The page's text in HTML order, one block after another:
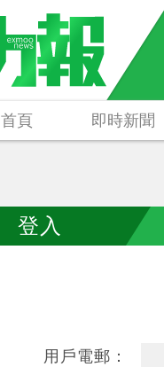
首頁 即時新聞
登入
用戶電郵：